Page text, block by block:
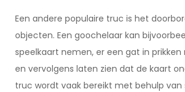
Een andere populaire truc is het
objecten. Een goochelaar kan
speelkaart nemen, er een gat in
en vervolgens laten zien dat de kaart
truc wordt vaak bereikt met behulp van